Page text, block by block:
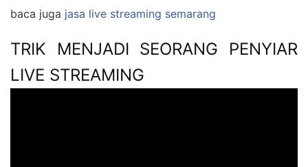
baca juga jasa live streaming semarang
TRIK MENJADI SEORANG PENYIAR
LIVE STREAMING